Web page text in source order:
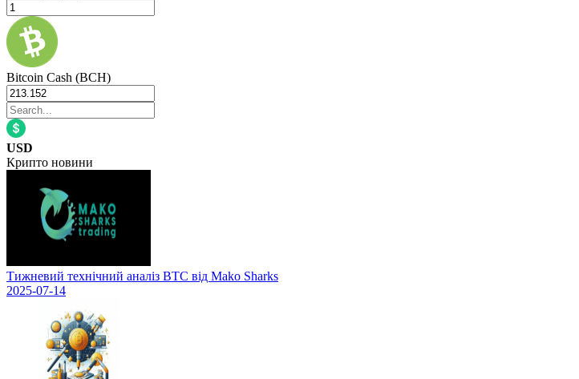
Bitcoin Cash (BCH)
USD
Крипто новини
Тижневий технічний аналіз BTC від Mako Sharks
2025-07-14